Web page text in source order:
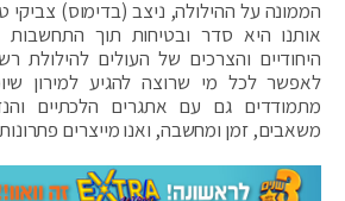
הממונה על ההילולה, ניצב (בדימוס)
אותנו היא סדר ובטיחות תוך התחשבות
היחודיים והצרכים של העולים להילולת
לאפשר לכל מי שרוצה להגיע למירון
מתמודדים גם עם אתגרים הלכתיים
משאבים, זמן ומחשבה, ואנו מייצרים